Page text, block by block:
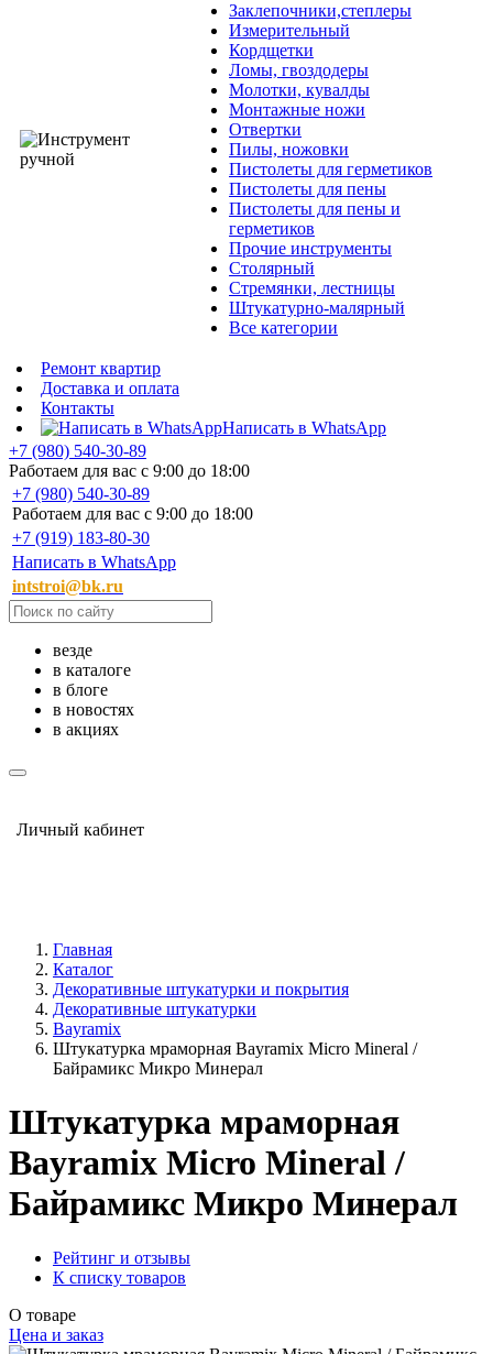
Заклепочники,степлеры
Измерительный
Кордщетки
Ломы, гвоздодеры
Молотки, кувалды
Монтажные ножи
Отвертки
Пилы, ножовки
Пистолеты для герметиков
Пистолеты для пены
Пистолеты для пены и
герметиков
Прочие инструменты
Столярный
Стремянки, лестницы
Штукатурно-малярный
Все категории
Ремонт квартир
Доставка и оплата
Контакты
Написать в WhatsApp
+7 (980) 540-30-89
Работаем для вас с 9:00 до 18:00
+7 (980) 540-30-89
Работаем для вас с 9:00 до 18:00
+7 (919) 183-80-30
Написать в WhatsApp
intstroi@bk.ru
везде
в каталоге
в блоге
в новостях
в акциях
Личный кабинет
Главная
Каталог
Декоративные штукатурки и покрытия
Декоративные штукатурки
Bayramix
Штукатурка мраморная Bayramix Micro Mineral /
Байрамикс Микро Минерал
Штукатурка мраморная
Bayramix Micro Mineral /
Байрамикс Микро Минерал
Рейтинг и отзывы
К списку товаров
О товаре
Цена и заказ